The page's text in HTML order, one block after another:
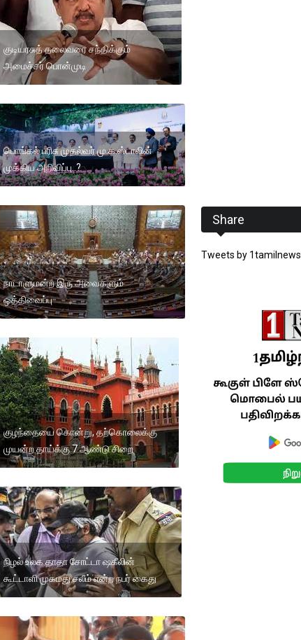
குடியரசுத் தலைவரை சந்திக்கும்
அமைச்சர் பொன்முடி
பொங்கல் பரிசு முதல்வர் மு.க.ஸ்டாலின்
முக்கிய அறிவிப்பு..?
நாடாளுமன்ற இரு அவைகளும்
ஒத்திவைப்பு
குழந்தையை கொன்று, தற்கொலைக்கு
முயன்ற தாய்க்கு 7 ஆண்டு சிறை
நிழல் உலக தாதா சோட்டா ஷகீலின்
கூட்டாளி முகமது சலீம் என்ற நபர் கைது
Share
Tweets by 1tamilnews